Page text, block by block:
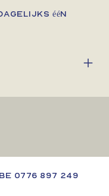
één
BE 0776 897 249